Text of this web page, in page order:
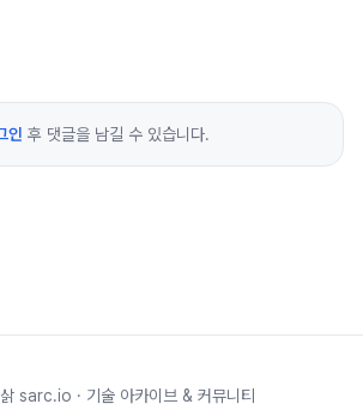
인 후 댓글을 남길 수 있습니다.
삵 sarc.io · 기술 아카이브 & 커뮤니티